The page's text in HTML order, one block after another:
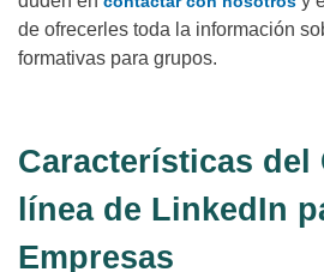
de ofrecerles toda la información
formativas para grupos.
Características del
línea de LinkedIn
Empresas